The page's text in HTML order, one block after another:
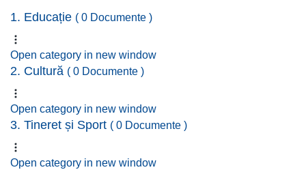
1. Educație ( 0 Documente )
Open category in new window
2. Cultură ( 0 Documente )
Open category in new window
3. Tineret și Sport ( 0 Documente )
Open category in new window